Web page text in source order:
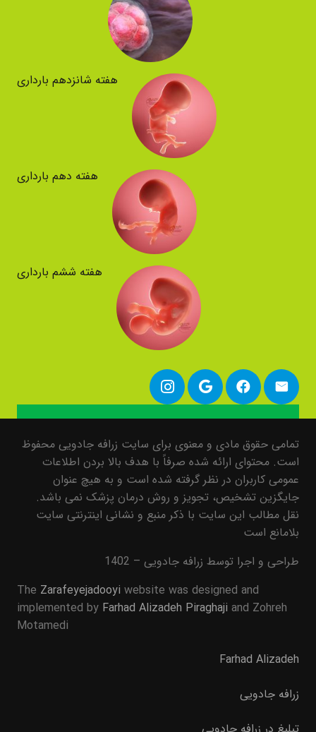
هفته شانزدهم بارداری
هفته دهم بارداری
هفته ششم بارداری
تمامی حقوق مادی و معنوی برای سایت زرافه جادویی محفوظ
است. محتوای ارائه شده صرفاً با هدف بالا بردن اطلاعات
عمومی کاربران در نظر گرفته شده است و به هیچ عنوان
جایگزین تشخیص، تجویز و روش درمان پزشک نمی باشد.
نقل مطالب این سایت با ذکر منبع و نشانی اینترنتی سایت
بلامانع است
طراحی و اجرا توسط زرافه جادویی – 1402
The Zarafeyejadooyi website was designed and
implemented by Farhad Alizadeh Piraghaji and Zohreh
Motamedi
Farhad Alizadeh
زرافه جادویی